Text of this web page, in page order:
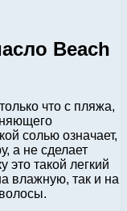
Beach
что с пляжа,
солью означает,
а не сделает
такой легкий
влажную, так и на